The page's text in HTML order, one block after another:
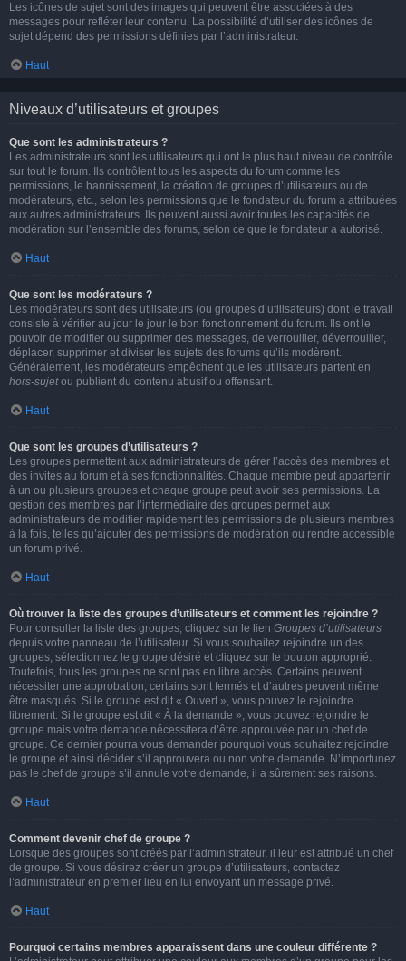
Les icônes de sujet sont des images qui peuvent être associées à des
messages pour refléter leur contenu. La possibilité d’utiliser des icônes de
sujet dépend des permissions définies par l’administrateur.
Haut
Niveaux d’utilisateurs et groupes
Que sont les administrateurs ?
Les administrateurs sont les utilisateurs qui ont le plus haut niveau de contrôle
sur tout le forum. Ils contrôlent tous les aspects du forum comme les
permissions, le bannissement, la création de groupes d’utilisateurs ou de
modérateurs, etc., selon les permissions que le fondateur du forum a attribuées
aux autres administrateurs. Ils peuvent aussi avoir toutes les capacités de
modération sur l’ensemble des forums, selon ce que le fondateur a autorisé.
Haut
Que sont les modérateurs ?
Les modérateurs sont des utilisateurs (ou groupes d’utilisateurs) dont le travail
consiste à vérifier au jour le jour le bon fonctionnement du forum. Ils ont le
pouvoir de modifier ou supprimer des messages, de verrouiller, déverrouiller,
déplacer, supprimer et diviser les sujets des forums qu’ils modèrent.
Généralement, les modérateurs empêchent que les utilisateurs partent en
hors-sujetou publient du contenu abusif ou offensant.
Haut
Que sont les groupes d’utilisateurs ?
Les groupes permettent aux administrateurs de gérer l’accès des membres et
des invités au forum et à ses fonctionnalités. Chaque membre peut appartenir
à un ou plusieurs groupes et chaque groupe peut avoir ses permissions. La
gestion des membres par l’intermédiaire des groupes permet aux
administrateurs de modifier rapidement les permissions de plusieurs membres
à la fois, telles qu’ajouter des permissions de modération ou rendre accessible
un forum privé.
Haut
Où trouver la liste des groupes d’utilisateurs et comment les rejoindre ?
Pour consulter la liste des groupes, cliquez sur le lien Groupes d’utilisateurs
depuis votre panneau de l’utilisateur. Si vous souhaitez rejoindre un des
groupes, sélectionnez le groupe désiré et cliquez sur le bouton approprié.
Toutefois, tous les groupes ne sont pas en libre accès. Certains peuvent
nécessiter une approbation, certains sont fermés et d’autres peuvent même
être masqués. Si le groupe est dit « Ouvert », vous pouvez le rejoindre
librement. Si le groupe est dit « À la demande », vous pouvez rejoindre le
groupe mais votre demande nécessitera d’être approuvée par un chef de
groupe. Ce dernier pourra vous demander pourquoi vous souhaitez rejoindre
le groupe et ainsi décider s’il approuvera ou non votre demande. N’importunez
pas le chef de groupe s’il annule votre demande, il a sûrement ses raisons.
Haut
Comment devenir chef de groupe ?
Lorsque des groupes sont créés par l’administrateur, il leur est attribué un chef
de groupe. Si vous désirez créer un groupe d’utilisateurs, contactez
l’administrateur en premier lieu en lui envoyant un message privé.
Haut
Pourquoi certains membres apparaissent dans une couleur différente ?